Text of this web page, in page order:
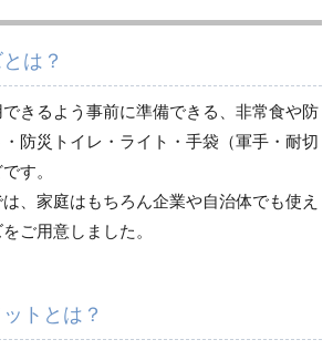
ワイパー クリーンルーム対策用品
ット） 救急医療品
季節商品
（非常
は？
きるよう事前に準備できる、非常食や防
防災トイレ・ライト・手袋（軍手・耐切
す。
、家庭はもちろん企業や自治体でも使え
ご用意しました。
トとは？